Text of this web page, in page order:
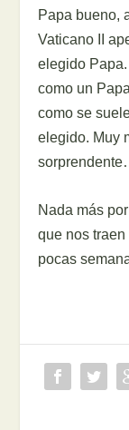
Papa bueno,
Vaticano II
elegido
como un
como se
elegido. Muy
Nada más
que nos
pocas